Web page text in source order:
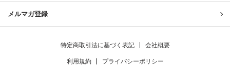
メルマガ登録
特定商取引法に基づく表記 会社概要
利用規約 プライバシーポリシー